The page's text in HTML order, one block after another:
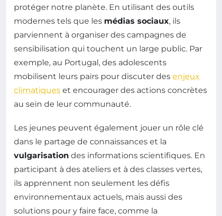
protéger notre planète. En utilisant des outils
modernes tels que les médias sociaux, ils
parviennent à organiser des campagnes de
sensibilisation qui touchent un large public. Par
exemple, au Portugal, des adolescents
mobilisent leurs pairs pour discuter des enjeux
climatiques et encourager des actions concrètes
au sein de leur communauté.
Les jeunes peuvent également jouer un rôle clé
dans le partage de connaissances et la
vulgarisation des informations scientifiques. En
participant à des ateliers et à des classes vertes,
ils apprennent non seulement les défis
environnementaux actuels, mais aussi des
solutions pour y faire face, comme la